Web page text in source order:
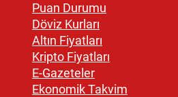
Puan Durumu
Döviz Kurları
Altın Fiyatları
Kripto Fiyatları
E-Gazeteler
Ekonomik Takvim